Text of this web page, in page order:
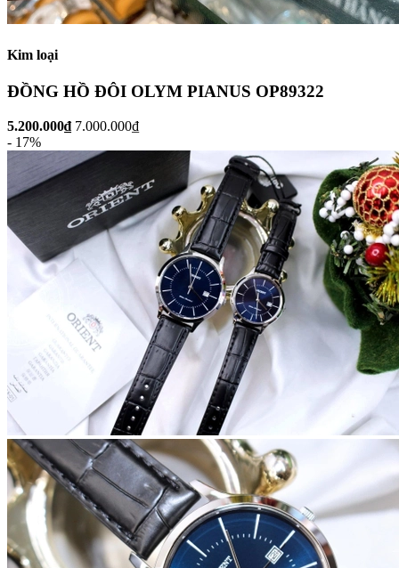
Kim loại
ĐỒNG HỒ ĐÔI OLYM PIANUS OP89322
5.200.000₫ 7.000.000₫
- 17%